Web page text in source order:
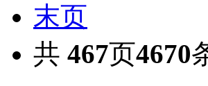
末页
共 467页4670